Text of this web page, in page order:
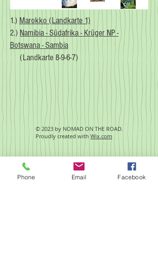
1.) Marokko (Landkarte 1)
2.) Namibia - Südafrika - Krüger NP -
Botswana - Sambia
(Landkarte 8-9-6-7)
© 2023 by NOMAD ON THE ROAD.
Proudly created with Wix.com
Impressum
Phone Email Facebook